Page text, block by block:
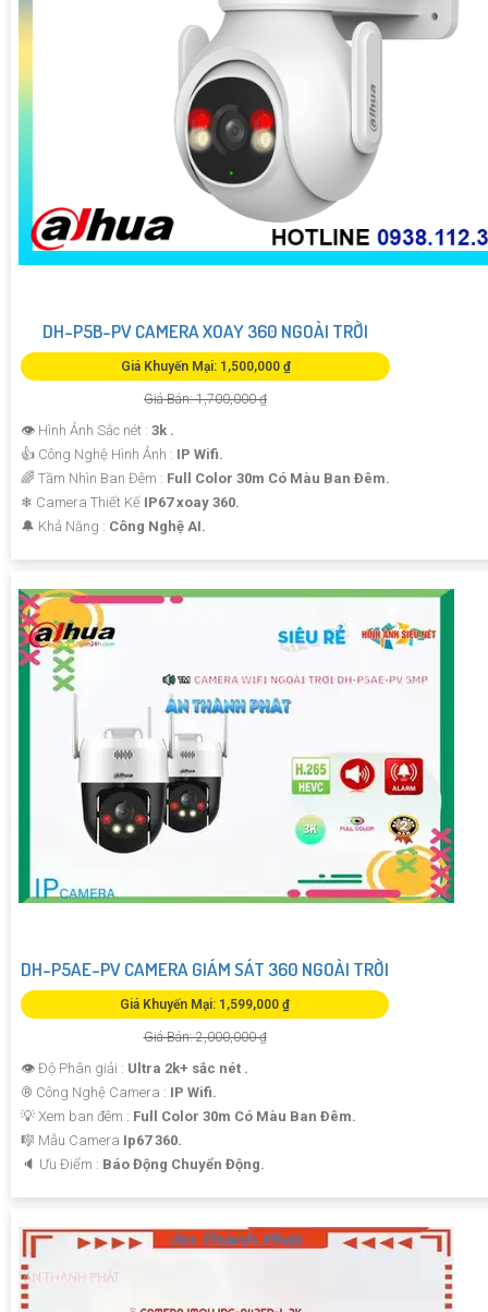
DH-P5B-PV CAMERA XOAY 360 NGOÀI TRỜI
Giá Khuyến Mại: 1,500,000 ₫
Giá Bán: 1,700,000 ₫
👁 Hình Ảnh Sắc nét : 3k .
👍 Công Nghệ Hình Ảnh : IP Wifi.
🌈 Tầm Nhìn Ban Đêm : Full Color 30m Có Màu Ban Ðêm.
❄ Camera Thiết Kế IP67 xoay 360.
️🔔 Khả Năng : Công Nghệ AI.
DH-P5AE-PV CAMERA GIÁM SÁT 360 NGOÀI TRỜI
Giá Khuyến Mại: 1,599,000 ₫
Giá Bán: 2,000,000 ₫
👁 Độ Phân giải : Ultra 2k+ sắc nét .
®️ Công Nghệ Camera : IP Wifi.
💡 Xem ban đêm : Full Color 30m Có Màu Ban Ðêm.
🎼️ Mẫu Camera Ip67 360.
️🔈 Ưu Điểm : Báo Động Chuyển Động.